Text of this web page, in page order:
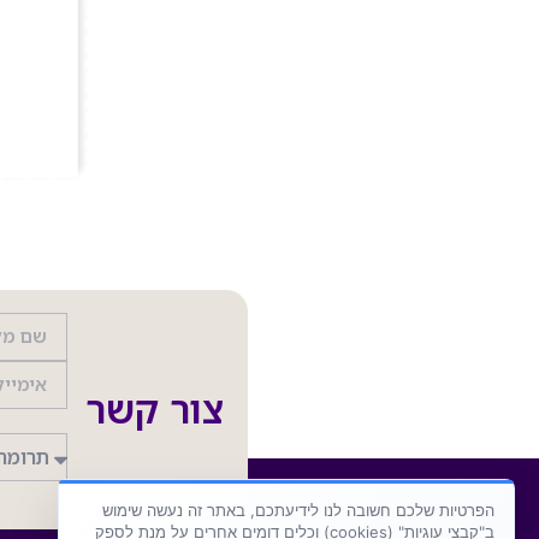
צור קשר
הפרטיות שלכם חשובה לנו לידיעתכם, באתר זה נעשה שימוש
ב"קבצי עוגיות" (cookies) וכלים דומים אחרים על מנת לספק